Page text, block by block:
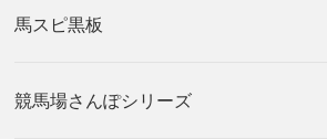
馬スピ黒板
競馬場さんぽシリーズ